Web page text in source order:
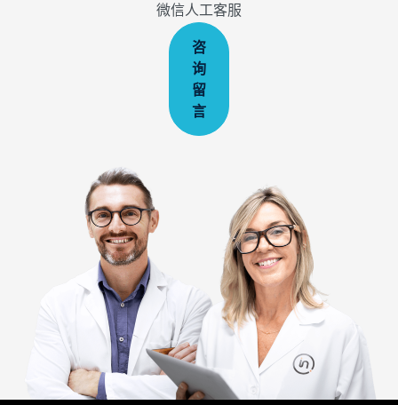
微信人工客服
咨
询
留
言